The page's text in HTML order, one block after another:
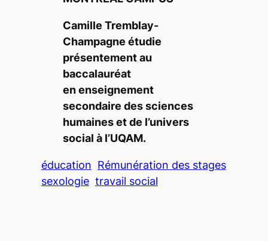
Camille Tremblay-
Champagne étudie
présentement au
baccalauréat
en enseignement
secondaire des sciences
humaines et de l’univers
social à l’UQAM.
éducation Rémunération des stages
sexologie travail social